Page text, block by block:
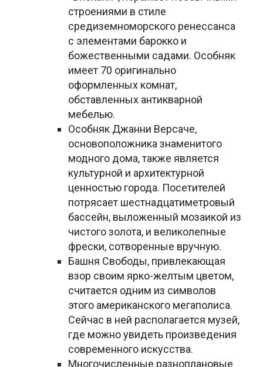
строениями в стиле
средиземноморского ренессанса
с элементами барокко и
божественными садами. Особняк
имеет 70 оригинально
оформленных комнат,
обставленных антикварной
мебелью.
Особняк Джанни Версаче,
основоположника знаменитого
модного дома, также является
культурной и архитектурной
ценностью города. Посетителей
потрясает шестнадцатиметровый
бассейн, выложенный мозаикой из
чистого золота, и великолепные
фрески, сотворенные вручную.
Башня Свободы, привлекающая
взор своим ярко-желтым цветом,
считается одним из символов
этого американского мегаполиса.
Сейчас в ней располагается музей,
где можно увидеть произведения
современного искусства.
Многочисленные разноплановые